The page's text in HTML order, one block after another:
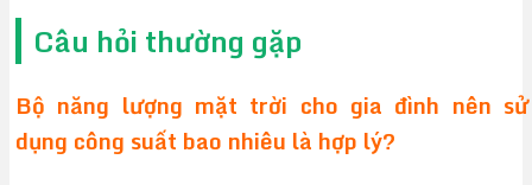
Câu hỏi thường gặp
Bộ năng lượng mặt trời cho gia đình nên sử
dụng công suất bao nhiêu là hợp lý?